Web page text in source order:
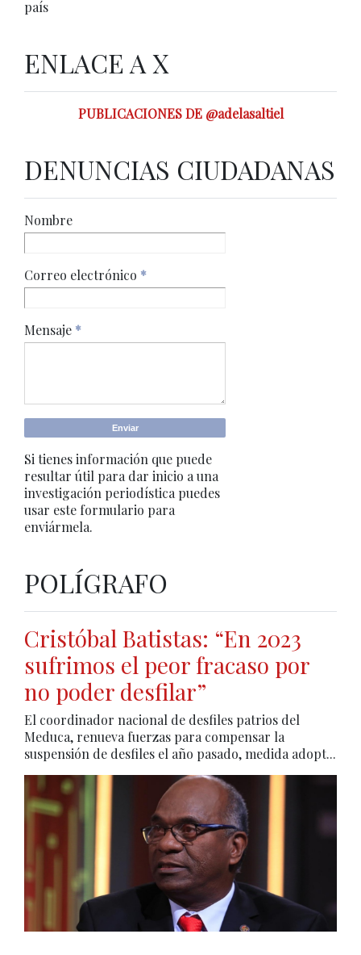
país
ENLACE A X
PUBLICACIONES DE @adelasaltiel
DENUNCIAS CIUDADANAS
Nombre
Correo electrónico *
Mensaje *
Si tienes información que puede
resultar útil para dar inicio a una
investigación periodística puedes
usar este formulario para
enviármela.
POLÍGRAFO
Cristóbal Batistas: “En 2023
sufrimos el peor fracaso por
no poder desfilar”
El coordinador nacional de desfiles patrios del
Meduca, renueva fuerzas para compensar la
suspensión de desfiles el año pasado, medida adopt...